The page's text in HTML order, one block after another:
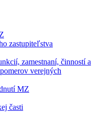
zastupiteľstva
zamestnaní, činností a
verejných
MZ
časti